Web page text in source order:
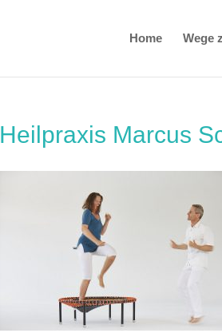
Home Wege
Heilpraxis Marcus